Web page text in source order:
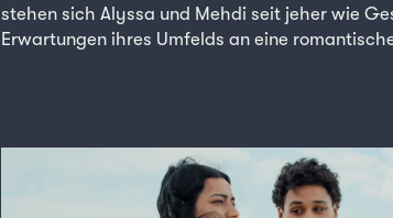
stehen sich Alyssa und Mehdi seit jeher wie
Erwartungen ihres Umfelds an eine